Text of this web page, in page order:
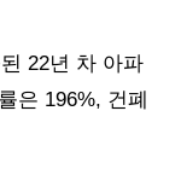
22년 차 아파
은 196%, 건폐